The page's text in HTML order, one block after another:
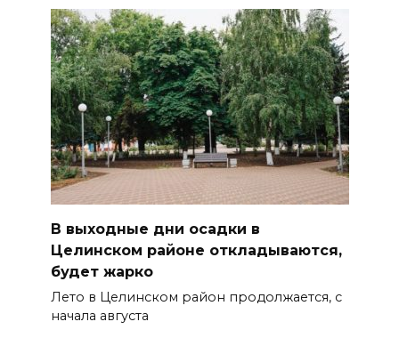
В выходные дни осадки в
Целинском районе откладываются,
будет жарко
Лето в Целинском район продолжается, с
начала августа